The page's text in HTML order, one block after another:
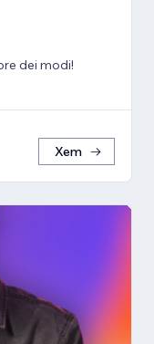
dei modi!
Xem